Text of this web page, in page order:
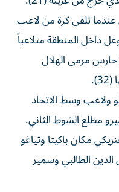
تلقى كرة من لاعب
داخل المنطقة متلاعباً
مرمى الهلال
ولاعب وسط الاتحاد
مطلع الشوط الثاني.
مكان باكيتا وتياغو
الطالبي وسمير